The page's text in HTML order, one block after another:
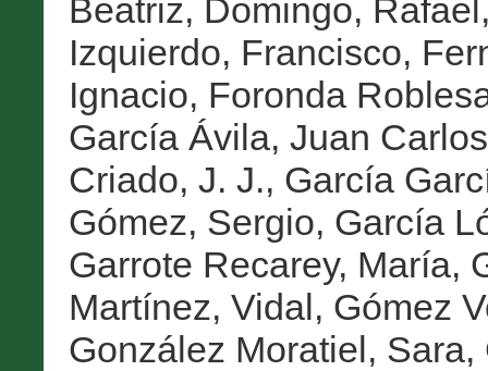
Beatriz, Domingo, Rafael
Izquierdo, Francisco,
Ignacio, Foronda
García Ávila, Juan Carlos
Criado, J. J., García
Gómez, Sergio, García
Garrote Recarey, María,
Martínez, Vidal, Gómez
González Moratiel, Sara,